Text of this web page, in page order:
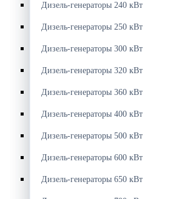
Дизель-генераторы 240 кВт
Дизель-генераторы 250 кВт
Дизель-генераторы 300 кВт
Дизель-генераторы 320 кВт
Дизель-генераторы 360 кВт
Дизель-генераторы 400 кВт
Дизель-генераторы 500 кВт
Дизель-генераторы 600 кВт
Дизель-генераторы 650 кВт